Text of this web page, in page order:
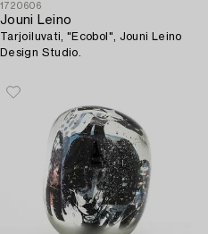
1720606
Jouni Leino
Tarjoiluvati, "Ecobol", Jouni Leino
Design Studio.